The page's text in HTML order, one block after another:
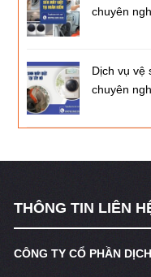
chuyên
Dịch vụ vệ
chuyên
THÔNG TIN LIÊN
CÔNG TY CỔ PHẦN